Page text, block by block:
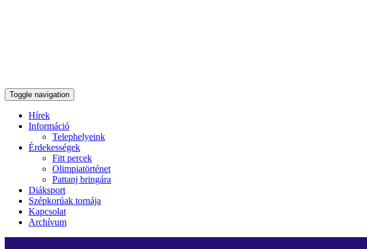
Toggle navigation
Hírek
Információ
Telephelyeink
Érdekességek
Fitt percek
Olimpiatörténet
Pattanj bringára
Diáksport
Szépkorúak tornája
Kapcsolat
Archívum